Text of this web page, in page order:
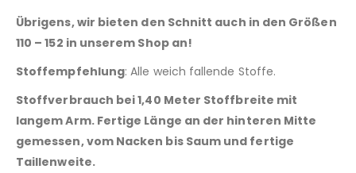
Übrigens, wir bieten den Schnitt auch in den Größen
110 – 152 in unserem Shop an!
Stoffempfehlung: Alle weich fallende Stoffe.
Stoffverbrauch bei 1,40 Meter Stoffbreite mit
langem Arm. Fertige Länge an der hinteren Mitte
gemessen, vom Nacken bis Saum und fertige
Taillenweite.